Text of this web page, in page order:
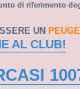
di riferimento
UN
AL CLUB!